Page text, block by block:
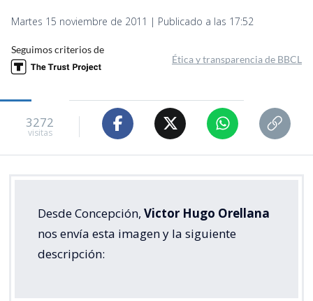
Martes 15 noviembre de 2011 | Publicado a las 17:52
Seguimos criterios de
Ética y transparencia de BBCL
3272
visitas
Desde Concepción, Victor Hugo Orellana
nos envía esta imagen y la siguiente
descripción: